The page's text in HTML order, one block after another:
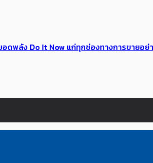
ดพลัง Do It Now แก่ทุกช่องทางการขาย